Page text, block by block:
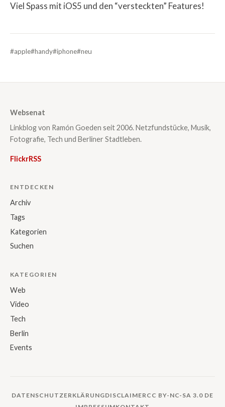
Viel Spass mit iOS5 und den “versteckten” Features!
#apple#handy#iphone#neu
Websenat
Linkblog von Ramón Goeden seit 2006. Netzfundstücke, Musik,
Fotografie, Tech und Berliner Stadtleben.
FlickrRSS
ENTDECKEN
Archiv
Tags
Kategorien
Suchen
KATEGORIEN
Web
Video
Tech
Berlin
Events
DATENSCHUTZERKLÄRUNGDISCLAIMER CC BY-NC-SA 3.0 DE